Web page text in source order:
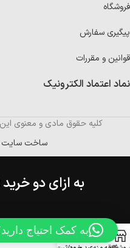
فروشگاه
پیگیری سفارش
قوانین و مقررات
نماد اعتماد الکترونیک
کلیه حقوق مادی و معنوی
ساخت سایت
به ازای دو
به کمک احتیاج